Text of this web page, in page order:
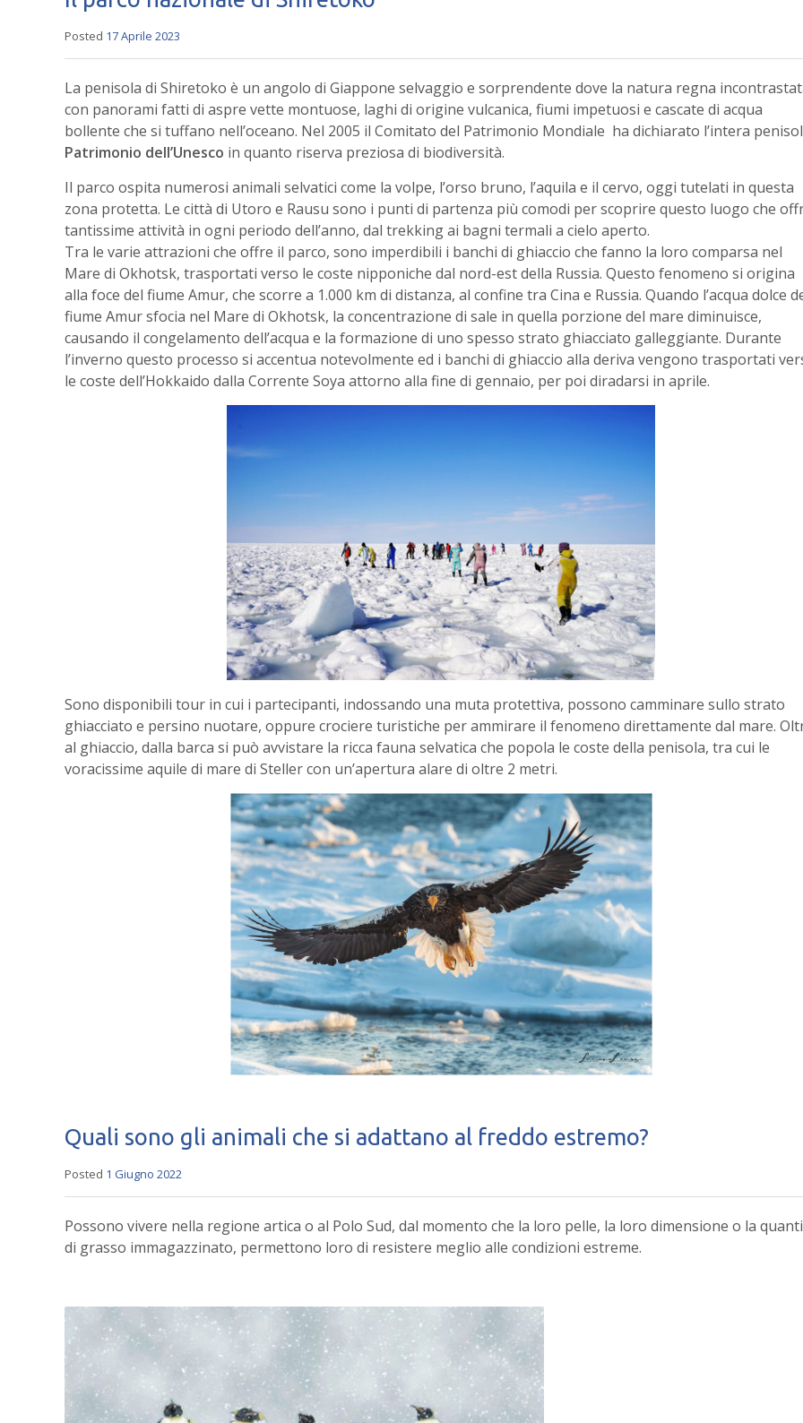
Posted 17 Aprile 2023
La penisola di Shiretoko è un angolo di Giappone selvaggio e sorprendente dove la natura regna
con panorami fatti di aspre vette montuose, laghi di origine vulcanica, fiumi impetuosi e cascate di acqua
bollente che si tuffano nell’oceano. Nel 2005 il Comitato del Patrimonio Mondiale ha dichiarato l’intera
Patrimonio dell’Unesco in quanto riserva preziosa di biodiversità.
Il parco ospita numerosi animali selvatici come la volpe, l’orso bruno, l’aquila e il cervo, oggi tutelati in questa
zona protetta. Le città di Utoro e Rausu sono i punti di partenza più comodi per scoprire questo luogo che
tantissime attività in ogni periodo dell’anno, dal trekking ai bagni termali a cielo aperto.
Tra le varie attrazioni che offre il parco, sono imperdibili i banchi di ghiaccio che fanno la loro comparsa nel
Mare di Okhotsk, trasportati verso le coste nipponiche dal nord-est della Russia. Questo fenomeno si origina
alla foce del fiume Amur, che scorre a 1.000 km di distanza, al confine tra Cina e Russia. Quando l’acqua dolce
fiume Amur sfocia nel Mare di Okhotsk, la concentrazione di sale in quella porzione del mare diminuisce,
causando il congelamento dell’acqua e la formazione di uno spesso strato ghiacciato galleggiante. Durante
l’inverno questo processo si accentua notevolmente ed i banchi di ghiaccio alla deriva vengono trasportati
le coste dell’Hokkaido dalla Corrente Soya attorno alla fine di gennaio, per poi diradarsi in aprile.
Sono disponibili tour in cui i partecipanti, indossando una muta protettiva, possono camminare sullo strato
ghiacciato e persino nuotare, oppure crociere turistiche per ammirare il fenomeno direttamente dal mare.
al ghiaccio, dalla barca si può avvistare la ricca fauna selvatica che popola le coste della penisola, tra cui le
voracissime aquile di mare di Steller con un’apertura alare di oltre 2 metri.
Quali sono gli animali che si adattano al freddo estremo?
Posted 1 Giugno 2022
Possono vivere nella regione artica o al Polo Sud, dal momento che la loro pelle, la loro dimensione o la
di grasso immagazzinato, permettono loro di resistere meglio alle condizioni estreme.